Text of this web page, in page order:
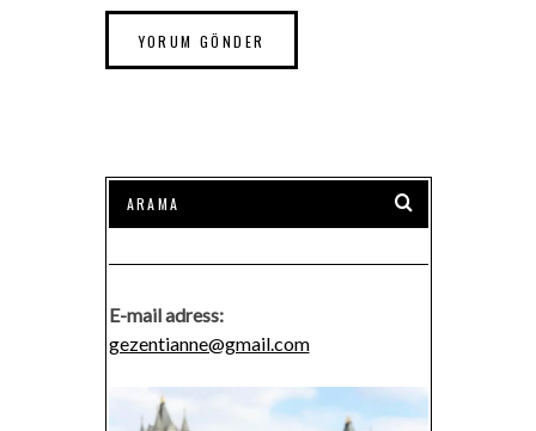
E-mail adress:
gezentianne@gmail.com